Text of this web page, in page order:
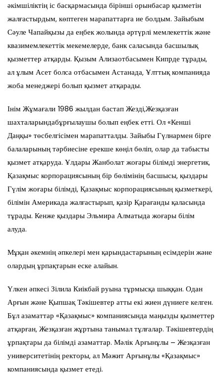
әкімшіліктің іс басқармасында бірінші орынбасар қызметін
жалғастырдым, көптеген марапаттарға ие болдым. Зайыбым
Сәуле Чапайқызы да еңбек жолында әртүрлі мемлекеттік және
квазимемлекеттік мекемелерде, банк саласында басшылық
қызметтер атқарды. Қызым Ализаотбасымен Кипрде тұрады,
ал ұлым Асет болса отбасымен Астанада, Ұлттық компанияда
жоба менеджері болып қызмет атқарады.
Інім Жұмағали 1986 жылдан бастап Жезді,Жезқазған
шахталарындабұрғылаушы болып еңбек етті. Ол «Кенші
Даңқы» төсбелгісімен марапатталды. Зайыбы Гүлнармен бірге
балаларының тәрбиесіне ерекше көңіл бөліп, олар да табысты
қызмет атқаруда. Ұлдары Жанболат жоғары білімді энергетик,
Қазақмыс корпорациясының бір бөлімінің басшысы, қыздары
Гүлім жоғары білімді, Қазақмыс корпорациясының қызметкері,
білімін Америкада жалғастырып, қазір Қарағанды қаласында
тұрады. Кенже қыздары Эльмира Алматыда жоғары білім
алуда.
Мұқан әкемнің әпкелері мен қарындастарының есімдерін және
олардың ұрпақтарын еске алайын.
Үлкен әпкесі Зілила Киікбай руына тұрмысқа шыққан. Одан
Арғын және Қыпшақ Тәкішевтер атты екі жиен дүниеге келген.
Бұл азаматтар «Қазақмыс» компаниясында маңызды қызметтер
атқарған, Жезқазған жұртына танымал тұлғалар. Тәкішевтердің
ұрпақтары да білімді азаматтар. Мәлік Арғынұлы – Жезқазған
университетінің ректоры, ал Мәжит Арғынұлы «Қазақмыс»
компаниясында қызмет етеді.